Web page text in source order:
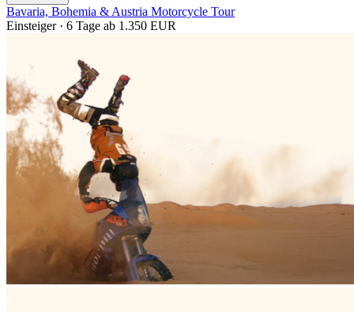
Bavaria, Bohemia & Austria Motorcycle Tour
Einsteiger · 6 Tage ab 1.350 EUR